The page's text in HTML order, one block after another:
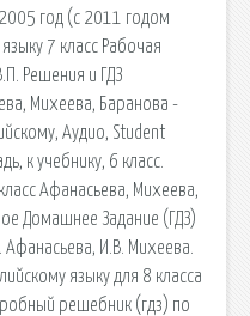
год (с 2011 годом
7 класс Рабочая
Решения и ГДЗ
Михеева, Баранова -
Аудио, Student
к учебнику, 6 класс.
Афанасьева, Михеева,
Домашнее Задание (ГДЗ)
Афанасьева, И.В. Михеева.
языку для 8 класса
решебник (гдз) по